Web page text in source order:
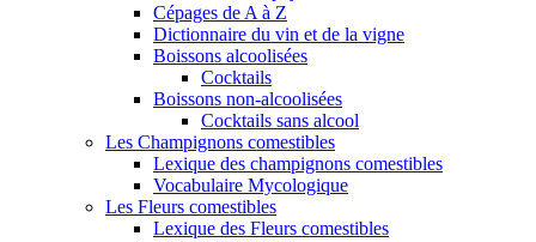
Cépages de A à Z
Dictionnaire du vin et de la vigne
Boissons alcoolisées
Cocktails
Boissons non-alcoolisées
Cocktails sans alcool
Les Champignons comestibles
Lexique des champignons comestibles
Vocabulaire Mycologique
Les Fleurs comestibles
Lexique des Fleurs comestibles